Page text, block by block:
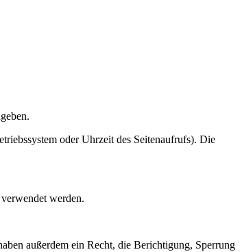
oder Uhrzeit des Seitenaufrufs). Die
werden.
außerdem ein Recht, die Berichtigung, Sperrung